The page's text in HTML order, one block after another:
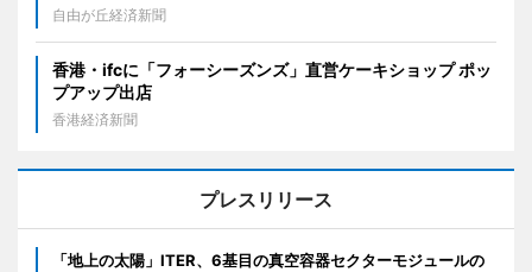
自由が丘経済新聞
香港・ifcに「フォーシーズンズ」直営ケーキショップ ポッ
プアップ出店
香港経済新聞
プレスリリース
「地上の太陽」ITER、6基目の真空容器セクターモジュールの